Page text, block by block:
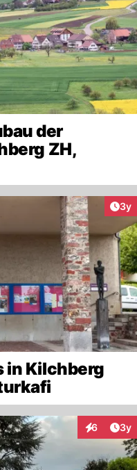
der
ZH,
3y
in Kilchberg
6 3y